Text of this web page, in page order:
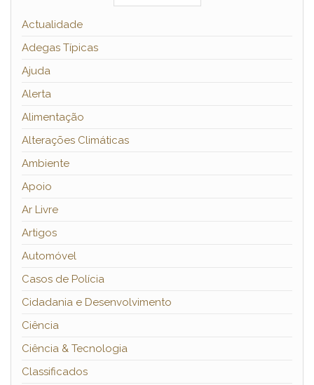
Actualidade
Adegas Típicas
Ajuda
Alerta
Alimentação
Alterações Climáticas
Ambiente
Apoio
Ar Livre
Artigos
Automóvel
Casos de Polícia
Cidadania e Desenvolvimento
Ciência
Ciência & Tecnologia
Classificados